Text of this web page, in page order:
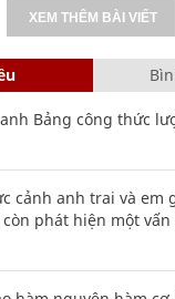
XEM THÊM BÀI VIẾT
Bảng công thức
cảnh anh trai và em
phát hiện một